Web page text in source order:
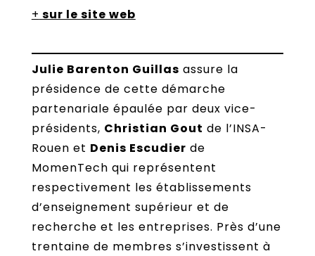
+ sur le site web
Julie Barenton Guillas assure la
présidence de cette démarche
partenariale épaulée par deux vice-
présidents, Christian Gout de l’INSA-
Rouen et Denis Escudier de
MomenTech qui représentent
respectivement les établissements
d’enseignement supérieur et de
recherche et les entreprises. Près d’une
trentaine de membres s’investissent à